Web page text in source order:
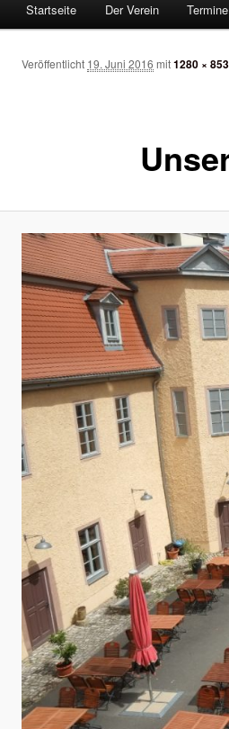
Zum
Inhalt
Startseite Der Verein Termine
Veröffentlicht 19. Juni 2016 mit1280 × 853